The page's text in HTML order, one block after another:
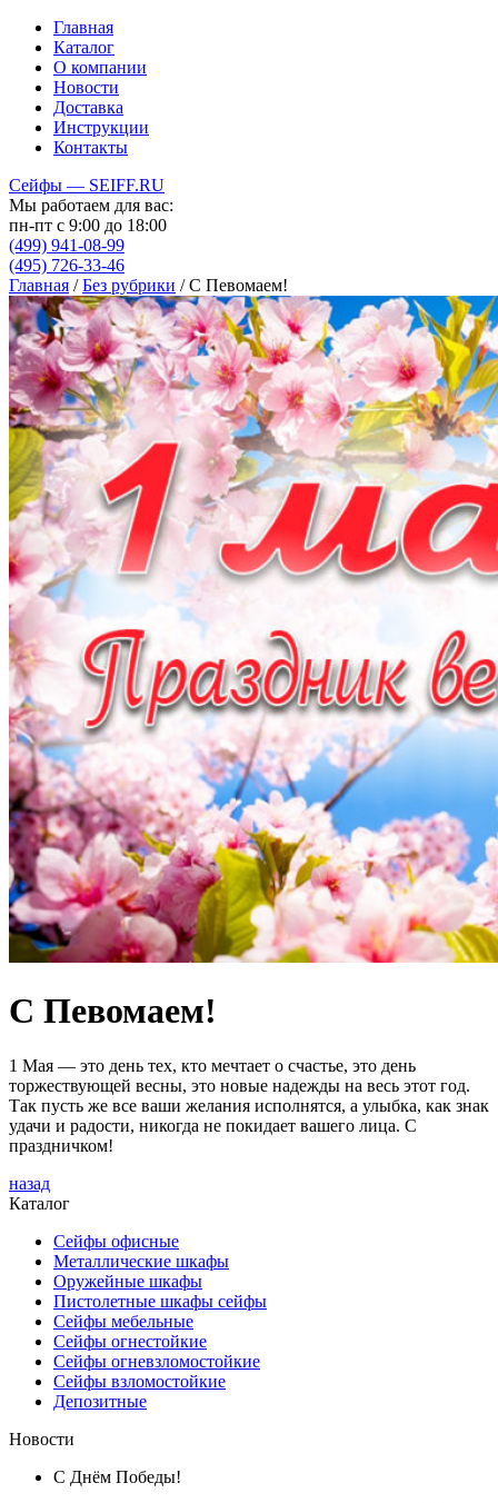
Главная
Каталог
О компании
Новости
Доставка
Инструкции
Контакты
Сейфы — SEIFF.RU
Мы работаем для вас:
пн-пт с 9:00 до 18:00
(499) 941-08-99
(495) 726-33-46
Главная / Без рубрики / C Певомаем!
C Певомаем!
1 Мая — это день тех, кто мечтает о счастье, это день
торжествующей весны, это новые надежды на весь этот год.
Так пусть же все ваши желания исполнятся, а улыбка, как знак
удачи и радости, никогда не покидает вашего лица. С
праздничком!
назад
Каталог
Сейфы офисные
Металличеcкие шкафы
Оружейные шкафы
Пистолетные шкафы сейфы
Сейфы мебельные
Сейфы огнестойкие
Сейфы огневзломостойкие
Сейфы взломостойкие
Депозитные
Новости
С Днём Победы!